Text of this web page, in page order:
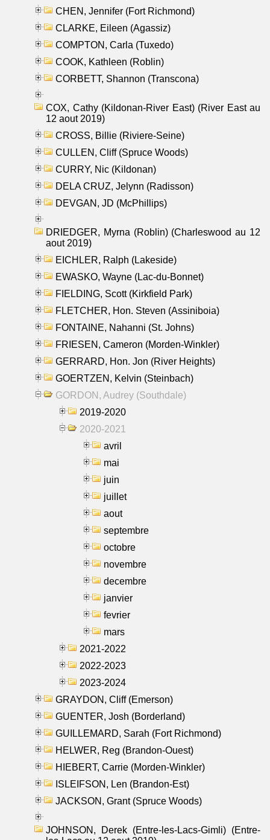
CHEN, Jennifer (Fort Richmond)
CLARKE, Eileen (Agassiz)
COMPTON, Carla (Tuxedo)
COOK, Kathleen (Roblin)
CORBETT, Shannon (Transcona)
COX, Cathy (Kildonan-River East) (River East au
12 aout 2019)
CROSS, Billie (Riviere-Seine)
CULLEN, Cliff (Spruce Woods)
CURRY, Nic (Kildonan)
DELA CRUZ, Jelynn (Radisson)
DEVGAN, JD (McPhillips)
DRIEDGER, Myrna (Roblin) (Charleswood au 12
aout 2019)
EICHLER, Ralph (Lakeside)
EWASKO, Wayne (Lac-du-Bonnet)
FIELDING, Scott (Kirkfield Park)
FLETCHER, Hon. Steven (Assiniboia)
FONTAINE, Nahanni (St. Johns)
FRIESEN, Cameron (Morden-Winkler)
GERRARD, Hon. Jon (River Heights)
GOERTZEN, Kelvin (Steinbach)
GORDON, Audrey (Southdale)
2019-2020
2020-2021
avril
mai
juin
juillet
aout
septembre
octobre
novembre
decembre
janvier
fevrier
mars
2021-2022
2022-2023
2023-2024
GRAYDON, Cliff (Emerson)
GUENTER, Josh (Borderland)
GUILLEMARD, Sarah (Fort Richmond)
HELWER, Reg (Brandon-Ouest)
HIEBERT, Carrie (Morden-Winkler)
ISLEIFSON, Len (Brandon-Est)
JACKSON, Grant (Spruce Woods)
JOHNSON, Derek (Entre-les-Lacs-Gimli) (Entre-